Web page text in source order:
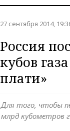
27 сентября 2014,
Россия
кубов
плати»
Для того, чтобы
млрд кубометров